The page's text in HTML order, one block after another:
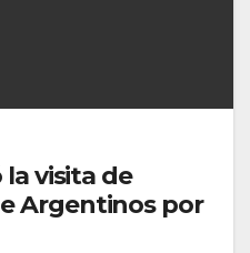
visita de
Argentinos por